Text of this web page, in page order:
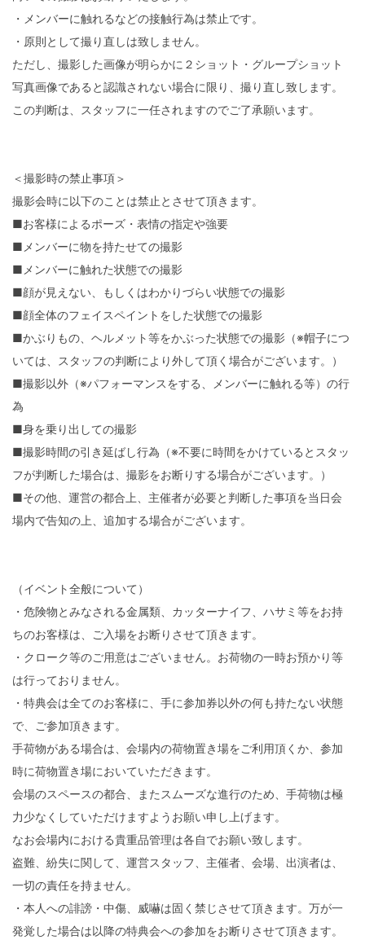
・メンバーに触れるなどの接触行為は禁止です。
・原則として撮り直しは致しません。
ただし、撮影した画像が明らかに２ショット・グループショット
写真画像であると認識されない場合に限り、撮り直し致します。
この判断は、スタッフに一任されますのでご了承願います。
＜撮影時の禁止事項＞
撮影会時に以下のことは禁止とさせて頂きます。
■お客様によるポーズ・表情の指定や強要
■メンバーに物を持たせての撮影
■メンバーに触れた状態での撮影
■顔が見えない、もしくはわかりづらい状態での撮影
■顔全体のフェイスペイントをした状態での撮影
■かぶりもの、ヘルメット等をかぶった状態での撮影（※帽子につ
いては、スタッフの判断により外して頂く場合がございます。）
■撮影以外（※パフォーマンスをする、メンバーに触れる等）の行
為
■身を乗り出しての撮影
■撮影時間の引き延ばし行為（※不要に時間をかけているとスタッ
フが判断した場合は、撮影をお断りする場合がございます。）
■その他、運営の都合上、主催者が必要と判断した事項を当日会
場内で告知の上、追加する場合がございます。
（イベント全般について）
・危険物とみなされる金属類、カッターナイフ、ハサミ等をお持
ちのお客様は、ご入場をお断りさせて頂きます。
・クローク等のご用意はございません。お荷物の一時お預かり等
は行っておりません。
・特典会は全てのお客様に、手に参加券以外の何も持たない状態
で、ご参加頂きます。
手荷物がある場合は、会場内の荷物置き場をご利用頂くか、参加
時に荷物置き場においていただきます。
会場のスペースの都合、またスムーズな進行のため、手荷物は極
力少なくしていただけますようお願い申し上げます。
なお会場内における貴重品管理は各自でお願い致します。
盗難、紛失に関して、運営スタッフ、主催者、会場、出演者は、
一切の責任を持ません。
・本人への誹謗・中傷、威嚇は固く禁じさせて頂きます。万が一
発覚した場合は以降の特典会への参加をお断りさせて頂きます。